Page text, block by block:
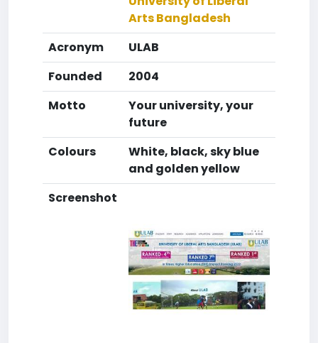
Arts Bangladesh
Acronym
ULAB
Founded
2004
Motto
Your university, your
future
Colours
White, black, sky blue
and golden yellow
Screenshot